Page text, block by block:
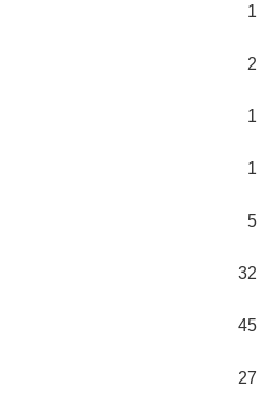
1
2
1
1
5
32
45
27